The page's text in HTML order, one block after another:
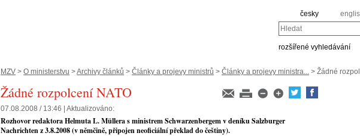
česky
Hledat
rozšířené vyhledávání
MZV > O ministerstvu >Archivy článků > Články a projevy ministrů > Články a projevy ministra... > Žádné
Žádné rozpolcení NATO
07.08.2008 / 13:46 | Aktualizováno:
Rozhovor redaktora Helmuta L. Müllera s ministrem Schwarzenbergem v deníku Salzburger
Nachrichten z 3.8.2008 (v němčině, připojen neoficiální překlad do češtiny).